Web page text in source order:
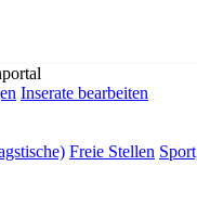
Inserate bearbeiten
Freie Stellen